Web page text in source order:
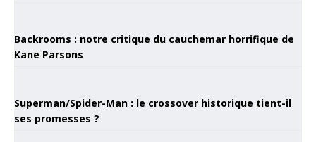
Backrooms : notre critique du cauchemar horrifique de
Kane Parsons
Superman/Spider-Man : le crossover historique tient-il
ses promesses ?